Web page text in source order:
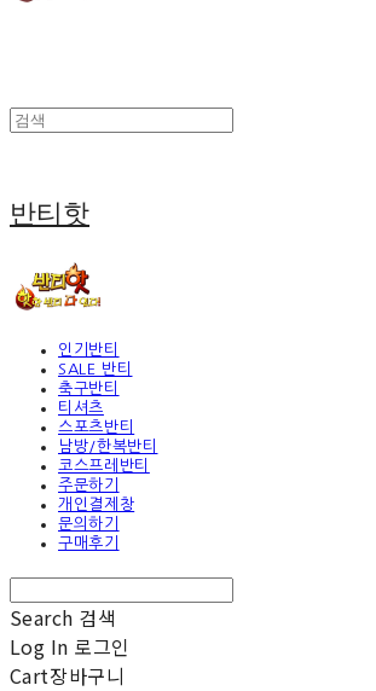
반티핫
인기반티
SALE 반티
축구반티
티셔츠
스포츠반티
남방/한복반티
코스프레반티
주문하기
개인결제창
문의하기
구매후기
Search 검색
Log In 로그인
Cart장바구니